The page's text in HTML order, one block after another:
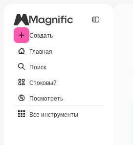
Создать
Главная
Поиск
Стоковый
Посмотреть
Все инструменты